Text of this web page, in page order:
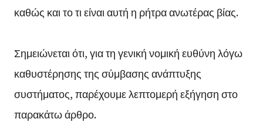
καθώς και το τι είναι αυτή η ρήτρα ανωτέρας βίας.
Σημειώνεται ότι, για τη γενική νομική ευθύνη λόγω
καθυστέρησης της σύμβασης ανάπτυξης
συστήματος, παρέχουμε λεπτομερή εξήγηση στο
παρακάτω άρθρο.